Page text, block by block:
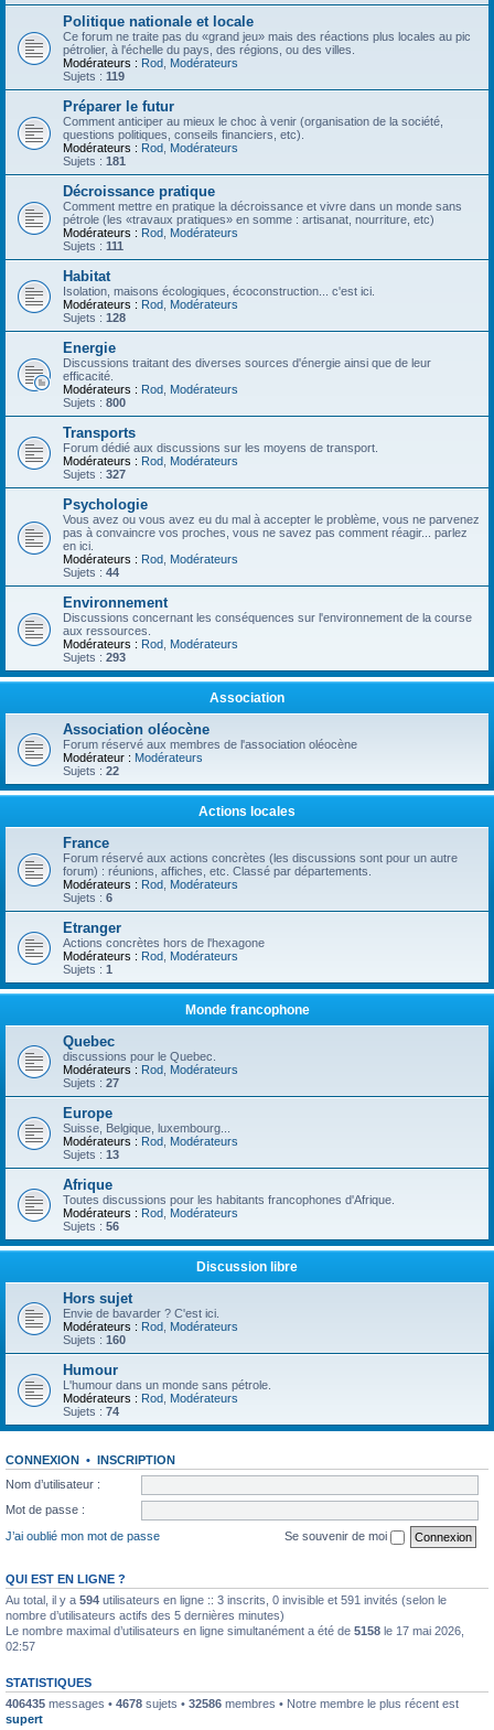
Politique nationale et locale
Ce forum ne traite pas du «grand jeu» mais des réactions plus locales au pic
pétrolier, à l'échelle du pays, des régions, ou des villes.
Modérateurs : Rod Modérateurs
Sujets : 119
Préparer le futur
Comment anticiper au mieux le choc à venir (organisation de la société,
questions politiques, conseils financiers, etc).
Modérateurs : Rod Modérateurs
Sujets : 181
Décroissance pratique
Comment mettre en pratique la décroissance et vivre dans un monde sans
pétrole (les «travaux pratiques» en somme : artisanat, nourriture, etc)
Modérateurs : Rod Modérateurs
Sujets : 111
Habitat
Isolation, maisons écologiques, écoconstruction... c'est ici.
Modérateurs : Rod Modérateurs
Sujets : 128
Energie
Discussions traitant des diverses sources d'énergie ainsi que de leur
efficacité.
Modérateurs : Rod Modérateurs
Sujets : 800
Transports
Forum dédié aux discussions sur les moyens de transport.
Modérateurs : Rod Modérateurs
Sujets : 327
Psychologie
Vous avez ou vous avez eu du mal à accepter le problème, vous ne parvenez
pas à convaincre vos proches, vous ne savez pas comment réagir... parlez
en ici.
Modérateurs : Rod Modérateurs
Sujets : 44
Environnement
Discussions concernant les conséquences sur l'environnement de la course
aux ressources.
Modérateurs : Rod Modérateurs
Sujets : 293
Association
Association oléocène
Forum réservé aux membres de l'association oléocène
Modérateur : Modérateurs
Sujets : 22
Actions locales
France
Forum réservé aux actions concrètes (les discussions sont pour un autre
forum) : réunions, affiches, etc. Classé par départements.
Modérateurs : Rod Modérateurs
Sujets : 6
Etranger
Actions concrètes hors de l'hexagone
Modérateurs : Rod Modérateurs
Sujets : 1
Monde francophone
Quebec
discussions pour le Quebec.
Modérateurs : Rod Modérateurs
Sujets : 27
Europe
Suisse, Belgique, luxembourg...
Modérateurs : Rod Modérateurs
Sujets : 13
Afrique
Toutes discussions pour les habitants francophones d'Afrique.
Modérateurs : Rod Modérateurs
Sujets : 56
Discussion libre
Hors sujet
Envie de bavarder ? C'est ici.
Modérateurs : Rod Modérateurs
Sujets : 160
Humour
L'humour dans un monde sans pétrole.
Modérateurs : Rod Modérateurs
Sujets : 74
CONNEXION • INSCRIPTION
Nom d’utilisateur :
Mot de passe :
J’ai oublié mon mot de passe
Se souvenir de moi
QUI EST EN LIGNE ?
Au total, il y a 594 utilisateurs en ligne :: 3 inscrits, 0 invisible et 591 invités (selon le
nombre d’utilisateurs actifs des 5 dernières minutes)
Le nombre maximal d’utilisateurs en ligne simultanément a été de 5158 le 17 mai 2026,
02:57
STATISTIQUES
406435 messages • 4678 sujets • 32586 membres • Notre membre le plus récent est
supert